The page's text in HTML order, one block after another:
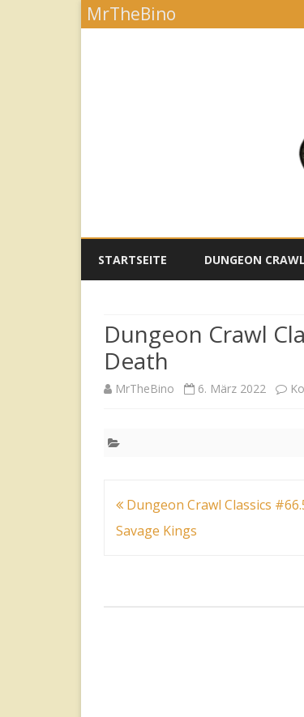
MrTheBino
STARTSEITE DUNGEON
Dungeon Crawl
Death
MrTheBino 6. März 2022
Beitragsnavigation
Dungeon Crawl Classics
Savage Kings